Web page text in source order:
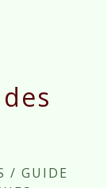
/ GUIDE